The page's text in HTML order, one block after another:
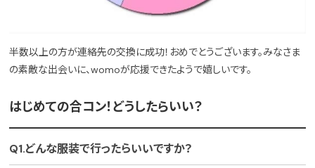
半数以上の方が連絡先の交換に成功！おめでとうございます。みなさま
の素敵な出会いに、womoが応援できたようで嬉しいです。
はじめての合コン！どうしたらいい？
Q1.どんな服装で行ったらいいですか？